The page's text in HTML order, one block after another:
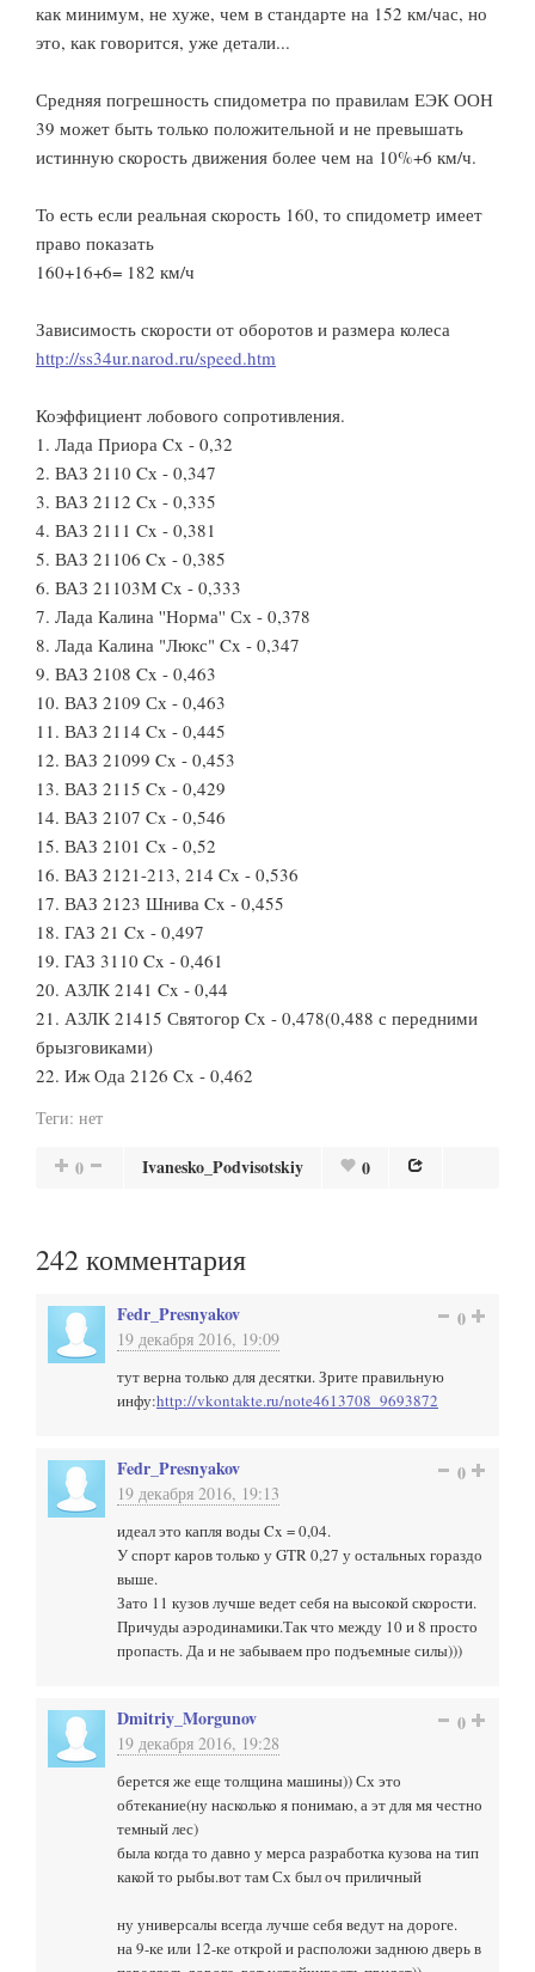
как минимум, не хуже, чем в стандарте на 152 км/час, но
это, как говорится, уже детали...
Средняя погрешность спидометра по правилам ЕЭК ООН
39 может быть только положительной и не превышать
истинную скорость движения более чем на 10%+6 км/ч.
То есть если реальная скорость 160, то спидометр имеет
право показать
160+16+6= 182 км/ч
Зависимость скорости от оборотов и размера колеса
http://ss34ur.narod.ru/speed.htm
Коэффициент лобового сопротивления.
1. Лада Приора Cx - 0,32
2. ВАЗ 2110 Cх - 0,347
3. ВАЗ 2112 Cx - 0,335
4. ВАЗ 2111 Cx - 0,381
5. ВАЗ 21106 Cx - 0,385
6. ВАЗ 21103М Cx - 0,333
7. Лада Калина ''Норма'' Сх - 0,378
8. Лада Калина "Люкс" Cx - 0,347
9. ВАЗ 2108 Cx - 0,463
10. ВАЗ 2109 Сх - 0,463
11. ВАЗ 2114 Cx - 0,445
12. ВАЗ 21099 Cx - 0,453
13. ВАЗ 2115 Cx - 0,429
14. ВАЗ 2107 Cx - 0,546
15. ВАЗ 2101 Cx - 0,52
16. ВАЗ 2121-213, 214 Cx - 0,536
17. ВАЗ 2123 Шнива Cx - 0,455
18. ГАЗ 21 Cx - 0,497
19. ГАЗ 3110 Cx - 0,461
20. АЗЛК 2141 Cx - 0,44
21. АЗЛК 21415 Святогор Cx - 0,478(0,488 с передними
брызговиками)
22. Иж Ода 2126 Cx - 0,462
Теги: нет
0 Ivanesko_Podvisotskiy 0
242 комментария
Fedr_Presnyakov
19 декабря 2016, 19:09
0
тут верна только для десятки. Зрите правильную
инфу:http://vkontakte.ru/note4613708_9693872
Fedr_Presnyakov
19 декабря 2016, 19:13
0
идеал это капля воды Cx = 0,04.
У спорт каров только у GTR 0,27 у остальных гораздо
выше.
Зато 11 кузов лучше ведет себя на высокой скорости.
Причуды аэродинамики.Так что между 10 и 8 просто
пропасть. Да и не забываем про подъемные силы)))
Dmitriy_Morgunov
19 декабря 2016, 19:28
0
берется же еще толщина машины)) Сх это
обтекание(ну насколько я понимаю, а эт для мя честно
темный лес)
была когда то давно у мерса разработка кузова на тип
какой то рыбы.вот там Сх был оч приличный
ну универсалы всегда лучше себя ведут на дороге.
на 9-ке или 12-ке открой и расположи заднюю дверь в